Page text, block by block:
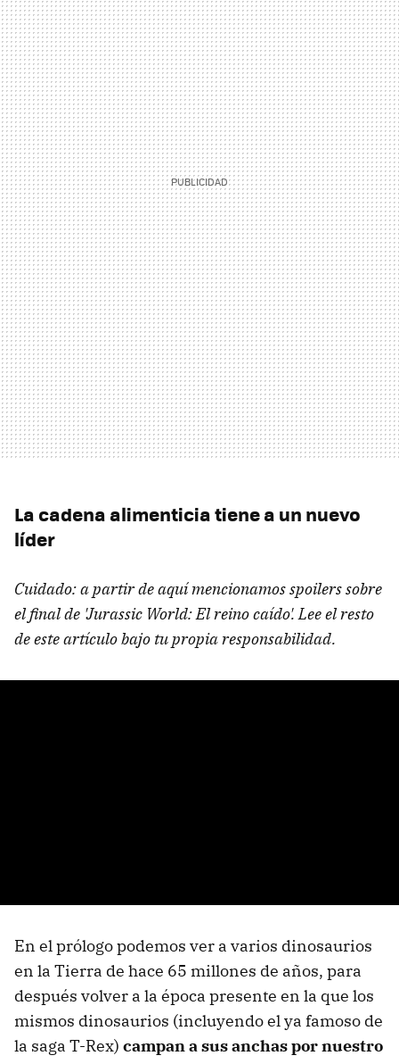
La cadena alimenticia tiene a un nuevo
líder
Cuidado: a partir de aquí mencionamos spoilers sobre
el final de 'Jurassic World: El reino caído'. Lee el resto
de este artículo bajo tu propia responsabilidad.
En el prólogo podemos ver a varios dinosaurios
en la Tierra de hace 65 millones de años, para
después volver a la época presente en la que los
mismos dinosaurios (incluyendo el ya famoso de
la saga T-Rex) campan a sus anchas por nuestro